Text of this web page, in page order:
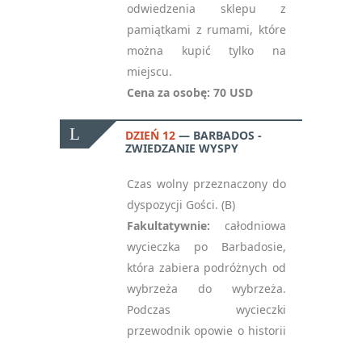
odwiedzenia sklepu z
pamiątkami z rumami, które
można kupić tylko na
miejscu.
Cena za osobę: 70 USD
DZIEŃ 12
BARBADOS -
ZWIEDZANIE WYSPY
Czas wolny przeznaczony do
dyspozycji Gości. (B)
Fakultatywnie: całodniowa
wycieczka po Barbadosie,
która zabiera podróżnych od
wybrzeża do wybrzeża.
Podczas wycieczki
przewodnik opowie o historii